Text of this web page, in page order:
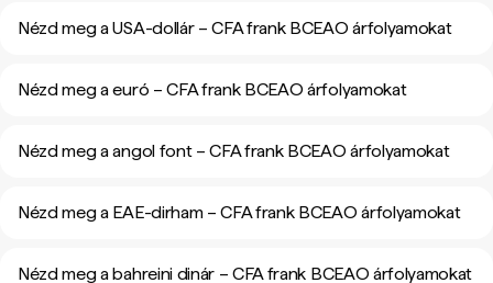
Nézd meg a USA-dollár – CFA frank BCEAO árfolyamokat
Nézd meg a euró – CFA frank BCEAO árfolyamokat
Nézd meg a angol font – CFA frank BCEAO árfolyamokat
Nézd meg a EAE-dirham – CFA frank BCEAO árfolyamokat
Nézd meg a bahreini dinár – CFA frank BCEAO árfolyamokat